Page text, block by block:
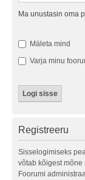
Ma unustasin oma
Mäleta mind
Varja minu
Registreeru
Sisselogimiseks
võtab kõigest
Foorumi